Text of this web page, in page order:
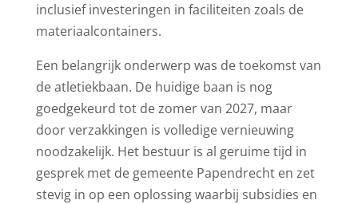
inclusief investeringen in faciliteiten zoals de
materiaalcontainers.
Een belangrijk onderwerp was de toekomst van
de atletiekbaan. De huidige baan is nog
goedgekeurd tot de zomer van 2027, maar
door verzakkingen is volledige vernieuwing
noodzakelijk. Het bestuur is al geruime tijd in
gesprek met de gemeente Papendrecht en zet
stevig in op een oplossing waarbij subsidies en